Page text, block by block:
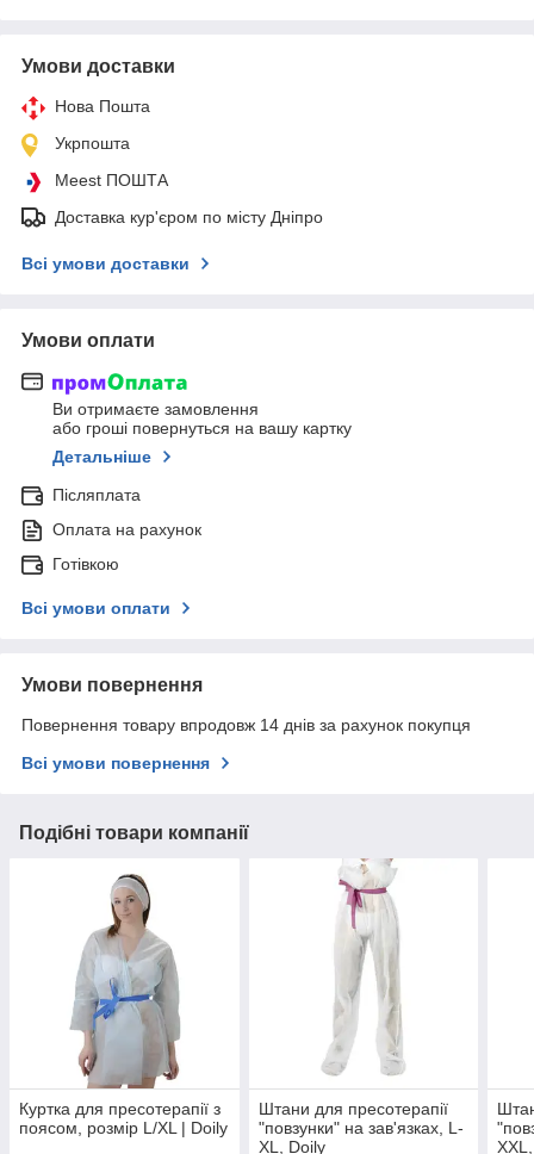
Умови доставки
Нова Пошта
Укрпошта
Meest ПОШТА
Доставка кур'єром по місту Дніпро
Всі умови доставки
Умови оплати
Ви отримаєте замовлення
або гроші повернуться на вашу картку
Детальніше
Післяплата
Оплата на рахунок
Готівкою
Всі умови оплати
Умови повернення
Повернення товару впродовж 14 днів за рахунок покупця
Всі умови повернення
Подібні товари компанії
Куртка для пресотерапії з
поясом, розмір L/XL | Doily
Штани для пресотерапії
"повзунки" на зав'язках, L-
XL, Doily